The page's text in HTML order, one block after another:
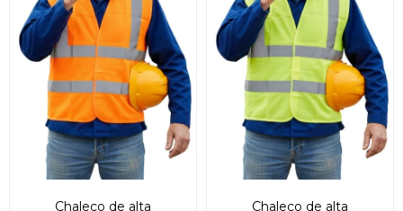
Chaleco de alta
Chaleco de alta